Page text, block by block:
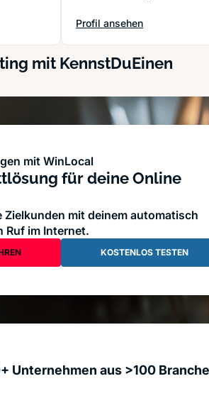
Profil ansehen
: Horst Niemann & Söhne
mit KennstDuEinen
mit WinLocal
für deine Online
Zielkunden mit deinem automatisch
Ruf im Internet.
KOSTENLOS TESTEN
Unternehmen aus >100